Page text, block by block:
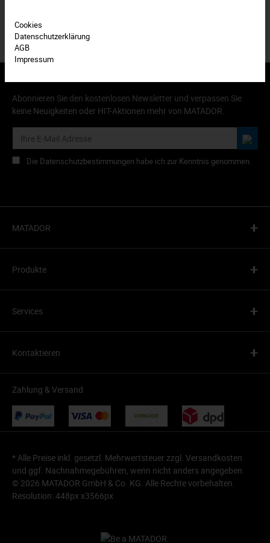
Abonnieren Sie den kostenlosen Newsletter und verpassen Sie
keine Neuigkeiten oder HIT-Aktionen mehr von MATADOR.
Die Datenschutzbestimmungen habe ich zur Kenntnis genommen.
MATADOR +
Produkte +
Services +
Kontaktieren +
Zahlung & Versand
* Alle Preise inkl. gesetzl. Mehrwertsteuer zzgl. Versandkosten
und ggf. Nachnahmegebühren, wenn nicht anders angegeben.
© 2026 MATADOR GmbH & Co. KG. Alle Rechte vorbehalten.
Resolution: 448px x3566px
Cookies
Datenschutzerklärung
AGB
Impressum